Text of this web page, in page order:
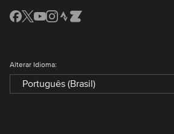
Alterar Idioma: